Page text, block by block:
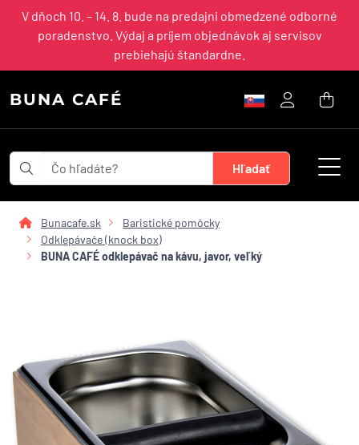
V dňoch 10. – 14. 8. bude na predajni obmedzené odborné
poradenstvo. Výdaj a príjem objednávok aj servisov
prebiehajú štandardne.
BUNA CAFÉ
Bunacafe.sk
Baristické pomôcky
Odklepávače (knock box)
BUNA CAFÉ odklepávač na kávu, javor, veľký